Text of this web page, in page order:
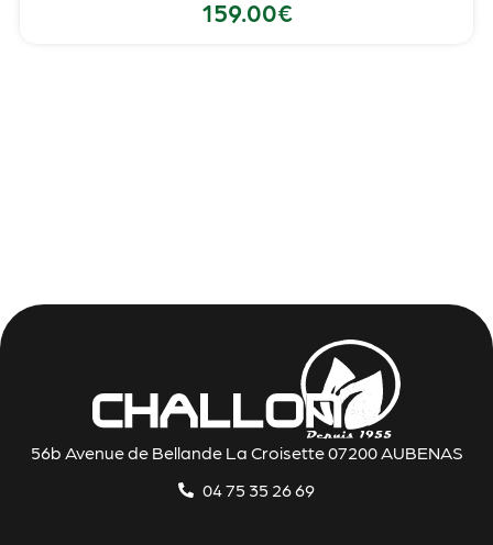
159.00€
56b Avenue de Bellande La Croisette 07200 AUBENAS
04 75 35 26 69